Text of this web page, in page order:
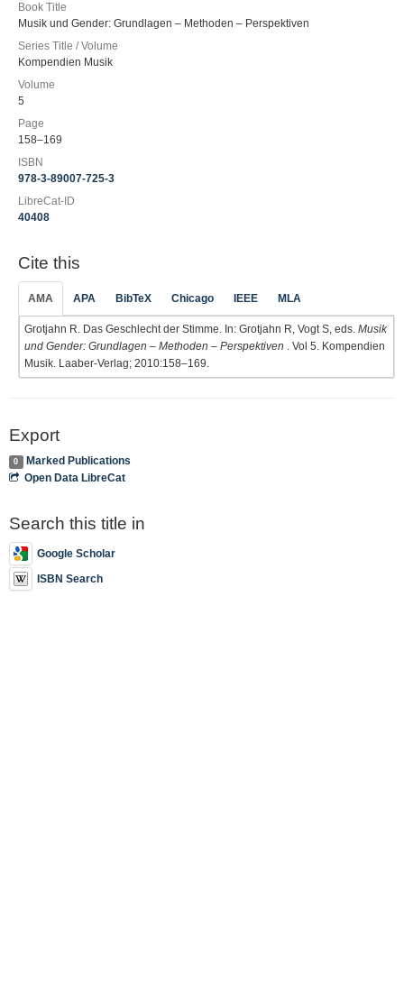
Book Title
Musik und Gender: Grundlagen – Methoden – Perspektiven
Series Title / Volume
Kompendien Musik
Volume
5
Page
158–169
ISBN
978-3-89007-725-3
LibreCat-ID
40408
Cite this
AMA APA BibTeX Chicago IEEE MLA
Grotjahn R. Das Geschlecht der Stimme. In: Grotjahn R, Vogt S, eds. Musik
und Gender: Grundlagen – Methoden – Perspektiven
. Vol 5. Kompendien
Musik. Laaber-Verlag; 2010:158–169.
Export
0
Marked Publications
Open Data LibreCat
Search this title in
Google Scholar
ISBN Search